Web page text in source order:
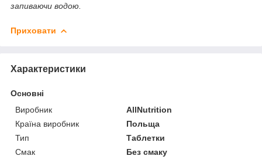
запиваючи водою.
Приховати
Характеристики
Основні
Виробник
AllNutrition
Країна виробник
Польща
Тип
Таблетки
Смак
Без смаку